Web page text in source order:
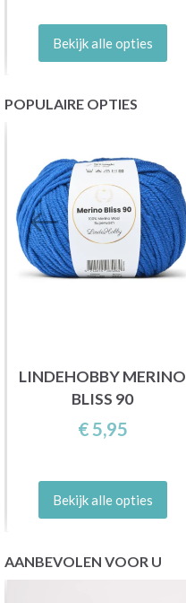
Bekijk alle opties
POPULAIRE OPTIES
LINDEHOBBY MERINO
BLISS 90
€ 5,95
Bekijk alle opties
AANBEVOLEN VOOR U